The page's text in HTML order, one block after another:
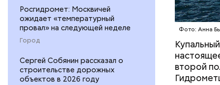
Росгидромет: Москвичей
ожидает «температурный
провал» на следующей неделе
Город
Сергей Собянин рассказал о
строительстве дорожных
объектов в 2026 году
Фото: Анна
второй
Ранее
нежно
между
июле —